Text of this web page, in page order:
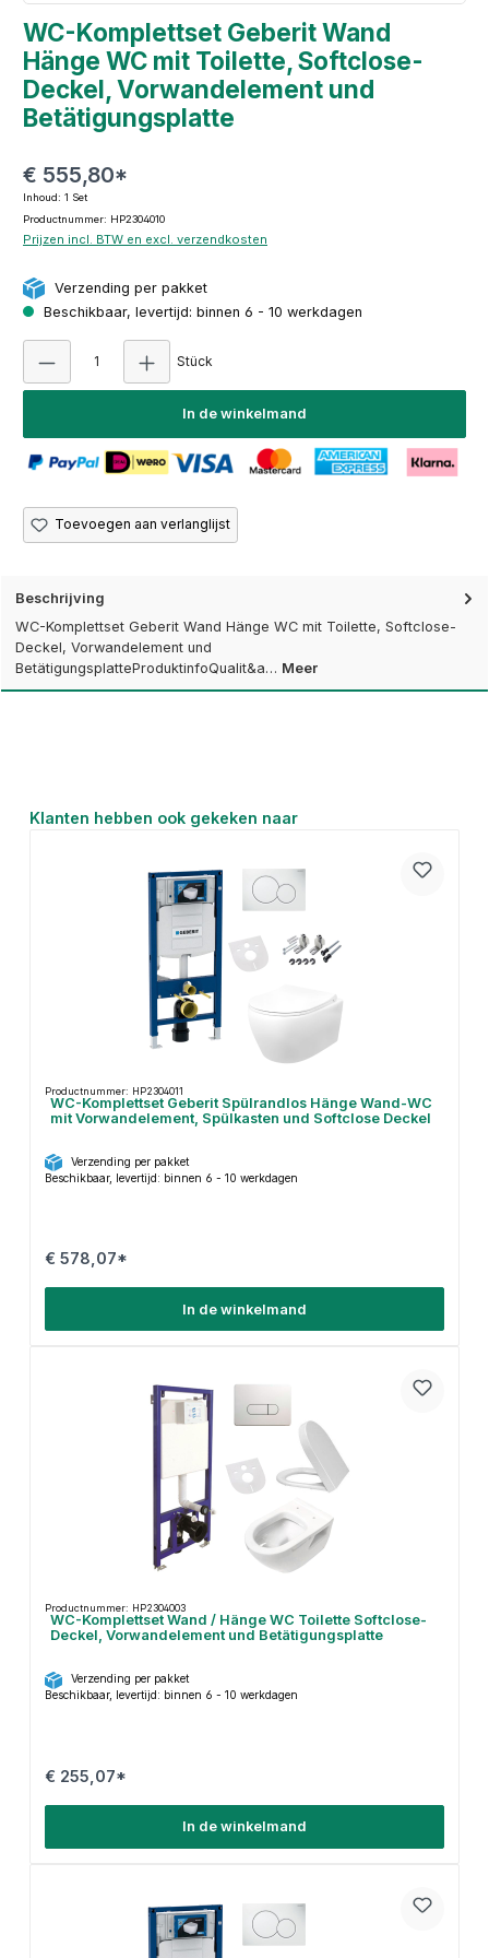
WC-Komplettset Geberit Wand
Hänge WC mit Toilette, Softclose-
Deckel, Vorwandelement und
Betätigungsplatte
€ 555,80*
Inhoud: 1 Set
Productnummer: HP2304010
Prijzen incl. BTW en excl. verzendkosten
Verzending per pakket
Beschikbaar, levertijd: binnen 6 - 10 werkdagen
Stück
In de winkelmand
Toevoegen aan verlanglijst
Beschrijving
WC-Komplettset Geberit Wand Hänge WC mit Toilette, Softclose-
Deckel, Vorwandelement und
BetätigungsplatteProduktinfoQualit&a… Meer
Productgalerij overslaan
Klanten hebben ook gekeken naar
Productnummer: HP2304011
WC-Komplettset Geberit Spülrandlos Hänge Wand-WC
mit Vorwandelement, Spülkasten und Softclose Deckel
Verzending per pakket
Beschikbaar, levertijd: binnen 6 - 10 werkdagen
€ 578,07*
In de winkelmand
Productnummer: HP2304003
WC-Komplettset Wand / Hänge WC Toilette Softclose-
Deckel, Vorwandelement und Betätigungsplatte
Verzending per pakket
Beschikbaar, levertijd: binnen 6 - 10 werkdagen
€ 255,07*
In de winkelmand